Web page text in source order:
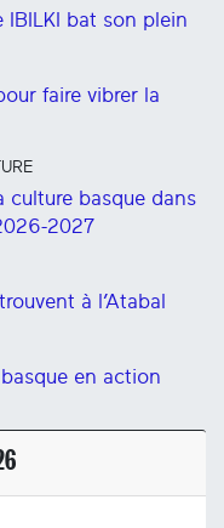
IBILKI bat son plein
faire vibrer la
culture basque dans
2027
à l’Atabal
en action